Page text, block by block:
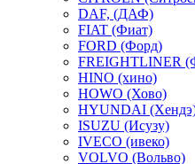
DAF, (ДАФ)
FIAT (Фиат)
FORD (Форд)
HINO (хино)
HOWO (Хово)
HYUNDAI
ISUZU (Исузу)
IVECO (ивеко)
VOLVO (Вольво)